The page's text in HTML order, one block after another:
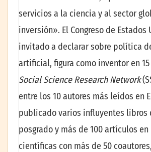
servicios a la ciencia y al sector
inversión». El Congreso de Estados
invitado a declarar sobre política
artificial, figura como inventor en
Social Science Research Network
entre los 10 autores más leídos en
publicado varios influyentes libros
posgrado y más de 100 artículos
científicas con más de 50